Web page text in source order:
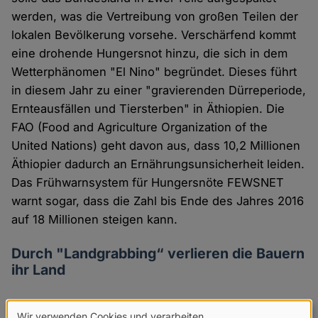
werden, was die Vertreibung von großen Teilen der
lokalen Bevölkerung vorsehe. Verschärfend kommt
eine drohende Hungersnot hinzu, die sich in dem
Wetterphänomen "El Nino" begründet. Dieses führt
in diesem Jahr zu einer "gravierenden Dürreperiode,
Ernteausfällen und Tiersterben" in Äthiopien. Die
FAO (Food and Agriculture Organization of the
United Nations) geht davon aus, dass 10,2 Millionen
Äthiopier dadurch an Ernährungsunsicherheit leiden.
Das Frühwarnsystem für Hungersnöte FEWSNET
warnt sogar, dass die Zahl bis Ende des Jahres 2016
auf 18 Millionen steigen kann.
Durch "Landgrabbing“ verlieren die Bauern
ihr Land
Die Ausweitung der Flächen des Landes auf Kosten